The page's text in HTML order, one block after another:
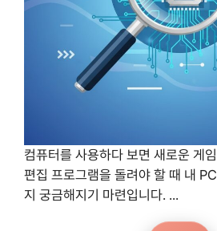
컴퓨터를 사용하다 보면 새로운 게
편집 프로그램을 돌려야 할 때 내
지 궁금해지기 마련입니다. ...